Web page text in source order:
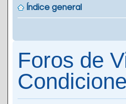
Índice general
Foros de